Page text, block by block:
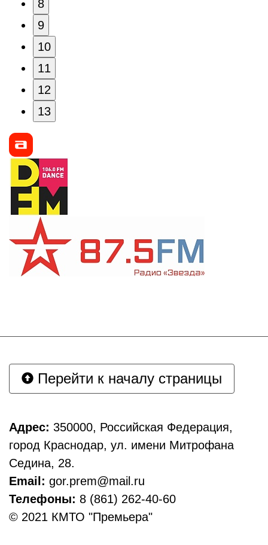
8
9
10
11
12
13
Перейти к началу страницы
Адрес: 350000, Российская Федерация,
город Краснодар, ул. имени Митрофана
Седина, 28.
Email: gor.prem@mail.ru
Телефоны: 8 (861) 262-40-60
© 2021 КМТО "Премьера"